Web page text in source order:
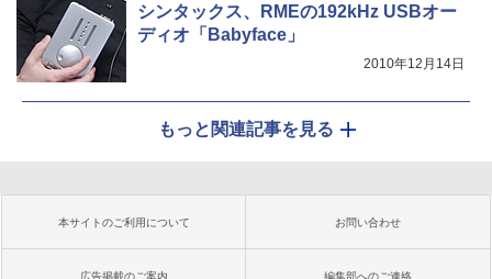
シンタックス、RMEの192kHz USBオー
ディオ「Babyface」
2010年12月14日
もっと関連記事を見る
本サイトのご利用について お問い合わせ
広告掲載のご案内 編集部へのご連絡